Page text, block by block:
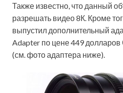
Также известно, что данный
разрешать видео 8К. Кроме
выпустил дополнительный
Adapter по цене 449
(см. фото адаптера ниже).